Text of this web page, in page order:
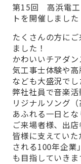
第15回 高浜電工
トを開催しました
たくさんの方に
ました！
かわいいチアダ
気工事士体験や
なども大盛況で
弊社社員で音楽
リジナルソング
あふれる一日とな
ご来場者様、出
皆様に支えてい
される100年企業
も目指していきま